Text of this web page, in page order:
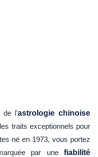
de l'astrologie chinoise
traits exceptionnels pour
né en 1973, vous portez
par une fiabilité